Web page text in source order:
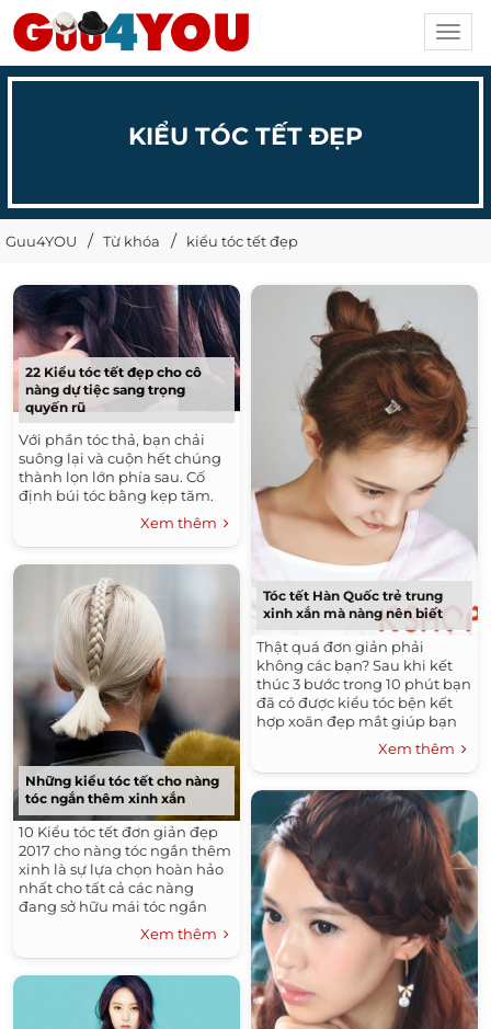
KIỂU TÓC TẾT ĐẸP
Guu4YOU Từ khóa kiểu tóc tết đẹp
22 Kiểu tóc tết đẹp cho cô
nàng dự tiệc sang trọng
quyến rũ
Với phần tóc thả, bạn chải
suông lại và cuộn hết chúng
thành lọn lớn phía sau. Cố
định búi tóc bằng kẹp tăm.
Xem thêm
Những kiểu tóc tết cho nàng
tóc ngắn thêm xinh xắn
10 Kiểu tóc tết đơn giản đẹp
2017 cho nàng tóc ngắn thêm
xinh là sự lựa chọn hoàn hảo
nhất cho tất cả các nàng
đang sở hữu mái tóc ngắn
muốn tạo kiểu tóc cho mình.
Xem thêm
Tóc tết Hàn Quốc trẻ trung
xinh xắn mà nàng nên biết
Thật quá đơn giản phải
không các bạn? Sau khi kết
thúc 3 bước trong 10 phút bạn
đã có được kiểu tóc bện kết
hợp xoăn đẹp mắt giúp bạn
tự tin trong một ngày làm
việc. Thật quá đơn giản để
bạn tạo được kiểu tóc tuyệt
đẹp và dễ thương đúng
không nào.
Xem thêm